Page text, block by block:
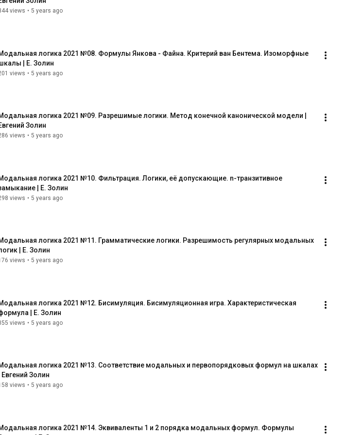
views • 5 years ago
логика 2021 №08. Формулы Янкова - Файна. Критерий ван Бентема. Изоморфные
| Е. Золин
views • 5 years ago
логика 2021 №09. Разрешимые логики. Метод конечной канонической модели |
Золин
views • 5 years ago
логика 2021 №10. Фильтрация. Логики, её допускающие. n-транзитивное
| Е. Золин
views • 5 years ago
логика 2021 №11. Грамматические логики. Разрешимость регулярных модальных
| Е. Золин
views • 5 years ago
логика 2021 №12. Бисимуляция. Бисимуляционная игра. Характеристическая
| Е. Золин
views • 5 years ago
логика 2021 №13. Соответствие модальных и первопорядковых формул на шкалах
| Евгений Золин
views • 5 years ago
логика 2021 №14. Эквиваленты 1 и 2 порядка модальных формул. Формулы